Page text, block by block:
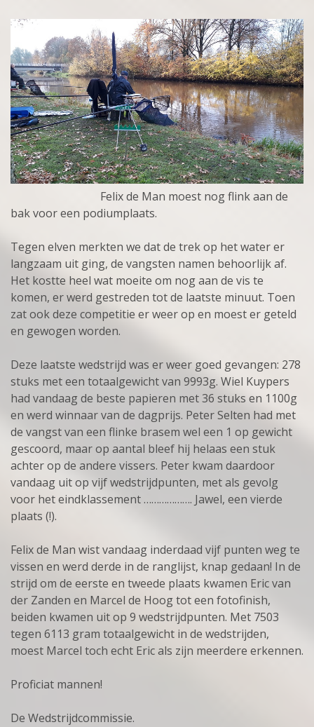
Felix de Man moest nog flink aan de
bak voor een podiumplaats.
Tegen elven merkten we dat de trek op het water er
langzaam uit ging, de vangsten namen behoorlijk af.
Het kostte heel wat moeite om nog aan de vis te
komen, er werd gestreden tot de laatste minuut. Toen
zat ook deze competitie er weer op en moest er geteld
en gewogen worden.
Deze laatste wedstrijd was er weer goed gevangen: 278
stuks met een totaalgewicht van 9993g. Wiel Kuypers
had vandaag de beste papieren met 36 stuks en 1100g
en werd winnaar van de dagprijs. Peter Selten had met
de vangst van een flinke brasem wel een 1 op gewicht
gescoord, maar op aantal bleef hij helaas een stuk
achter op de andere vissers. Peter kwam daardoor
vandaag uit op vijf wedstrijdpunten, met als gevolg
voor het eindklassement ………………. Jawel, een vierde
plaats (!).
Felix de Man wist vandaag inderdaad vijf punten weg te
vissen en werd derde in de ranglijst, knap gedaan! In de
strijd om de eerste en tweede plaats kwamen Eric van
der Zanden en Marcel de Hoog tot een fotofinish,
beiden kwamen uit op 9 wedstrijdpunten. Met 7503
tegen 6113 gram totaalgewicht in de wedstrijden,
moest Marcel toch echt Eric als zijn meerdere erkennen.
Proficiat mannen!
De Wedstrijdcommissie.